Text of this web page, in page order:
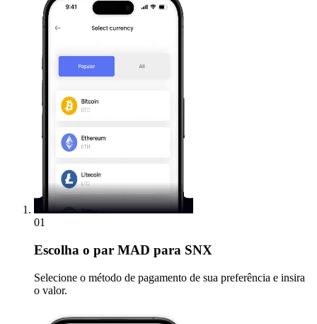
01
Escolha o par MAD para SNX
Selecione o método de pagamento de sua preferência e insira
o valor.